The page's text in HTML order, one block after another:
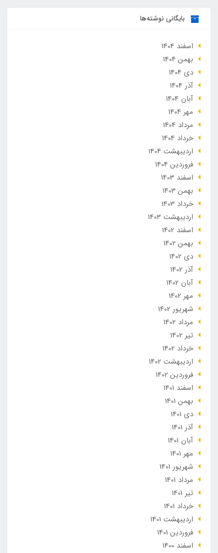
بایگانی نوشته‌ها
اسفند 1404
بهمن 1404
دی 1404
آذر 1404
آبان 1404
مهر 1404
مرداد 1404
خرداد 1404
ارديبهشت 1404
فروردین 1404
اسفند 1403
بهمن 1403
خرداد 1403
ارديبهشت 1403
اسفند 1402
بهمن 1402
دی 1402
آذر 1402
آبان 1402
مهر 1402
شهریور 1402
مرداد 1402
تير 1402
خرداد 1402
ارديبهشت 1402
فروردین 1402
اسفند 1401
بهمن 1401
دی 1401
آذر 1401
آبان 1401
مهر 1401
شهریور 1401
مرداد 1401
تير 1401
خرداد 1401
ارديبهشت 1401
فروردین 1401
اسفند 1400